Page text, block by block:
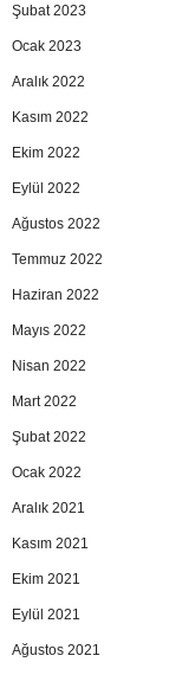
Şubat 2023
Ocak 2023
Aralık 2022
Kasım 2022
Ekim 2022
Eylül 2022
Ağustos 2022
Temmuz 2022
Haziran 2022
Mayıs 2022
Nisan 2022
Mart 2022
Şubat 2022
Ocak 2022
Aralık 2021
Kasım 2021
Ekim 2021
Eylül 2021
Ağustos 2021